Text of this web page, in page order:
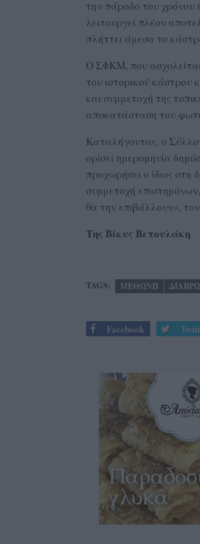
την πάροδο του χρόνου
λειτουργεί πλέον
πλήττει άμεσα το
Ο ΣΦΚΜ, που
του ιστορικού κάστρου
και συμμετοχή της
αποκατάσταση του
Καταλήγοντας, ο
ορίσει ημερομηνία
προχωρήσει ο ίδιος
συμμετοχή
θα την επιβάλλουν»,
Της Βίκυς Βετουλάκη
TAGS: ΜΕΘΩΝΗ
Facebook